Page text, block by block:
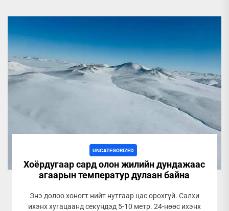
UNCATEGORIZED
Хоёрдугаар сард олон жилийн дундажаас
агаарын температур дулаан байна
Энэ долоо хоногт нийт нутгаар цас орохгүй. Салхи
ихэнх хугацаанд секундэд 5-10 метр. 24-нөөс ихэнх